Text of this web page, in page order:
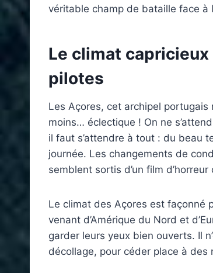
véritable champ de bataille face à
Le climat
pilotes
Les Açores, cet archipel portugais
moins… éclectique ! On ne
il faut s’attendre à tout : du beau
journée. Les changements de
semblent sortis d’un film d’horreur
Le climat des Açores est façonné
venant d’Amérique du Nord et
garder leurs yeux bien ouverts. Il
décollage, pour céder place à des